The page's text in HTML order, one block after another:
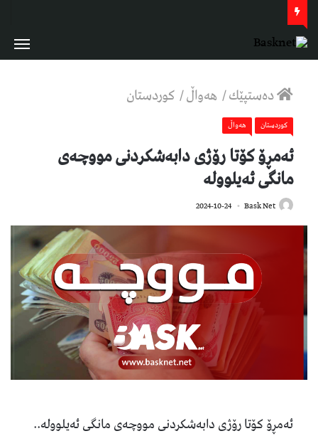
دەستپێك/ هەواڵ/ كوردستان
كوردستان هەواڵ
ئەمڕۆ کۆتا رۆژی دابەشکردنی مووچەی
مانگی ئەیلوولە
Bask Net
2024-10-24
ئەمڕۆ کۆتا رۆژی دابەشکردنی مووچەی مانگی ئەیلوولە..